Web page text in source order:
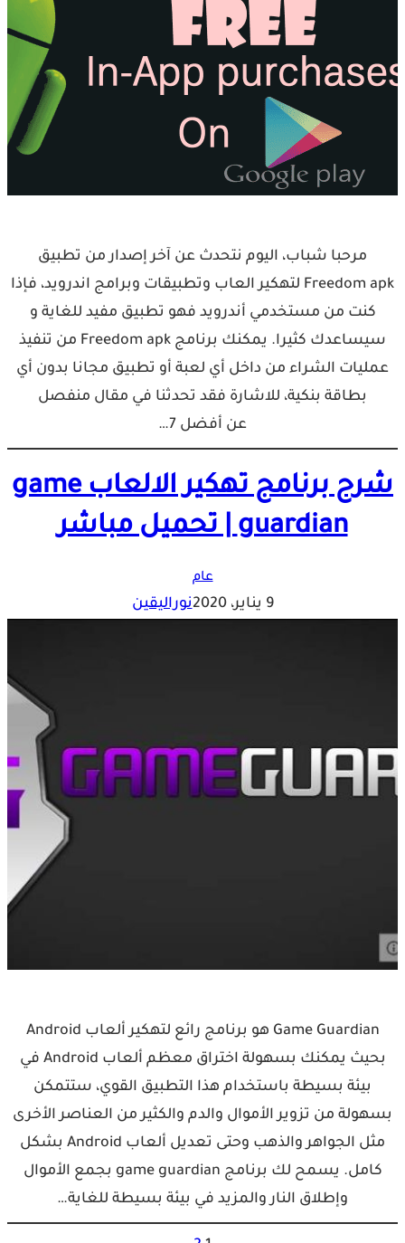
مرحبا شباب، اليوم نتحدث عن آخر إصدار من تطبيق
Freedom apk لتهكير العاب وتطبيقات وبرامج اندرويد، فإذا
كنت من مستخدمي أندرويد فهو تطبيق مفيد للغاية و
سيساعدك كثيرا. يمكنك برنامج Freedom apk من تنفيذ
عمليات الشراء من داخل أي لعبة أو تطبيق مجانا بدون أي
بطاقة بنكية، للاشارة فقد تحدثنا في مقال منفصل
عن أفضل 7…
شرح برنامج تهكير الالعاب game
guardian | تحميل مباشر
عام
9 يناير، 2020 نوراليقين
Game Guardian هو برنامج رائع لتهكير ألعاب Android
بحيث يمكنك بسهولة اختراق معظم ألعاب Android في
بيئة بسيطة باستخدام هذا التطبيق القوي، ستتمكن
بسهولة من تزوير الأموال والدم والكثير من العناصر الأخرى
مثل الجواهر والذهب وحتى تعديل ألعاب Android بشكل
كامل. يسمح لك برنامج game guardian بجمع الأموال
وإطلاق النار والمزيد في بيئة بسيطة للغاية…